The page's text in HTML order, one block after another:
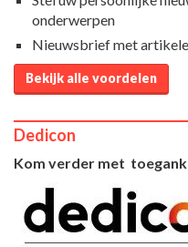
onderwerpen
Nieuwsbrief met
Bekijk alle voordelen
Dedicon
Kom verder met